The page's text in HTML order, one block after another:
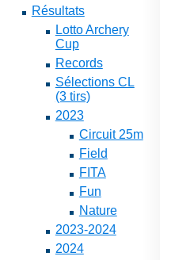
Résultats
Lotto Archery
Cup
Records
Sélections CL
(3 tirs)
2023
Circuit 25m
Field
FITA
Fun
Nature
2023-2024
2024